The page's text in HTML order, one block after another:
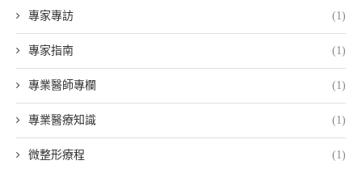
專家專訪 (1)
專家指南 (1)
專業醫師專欄 (1)
專業醫療知識 (1)
微整形療程 (1)